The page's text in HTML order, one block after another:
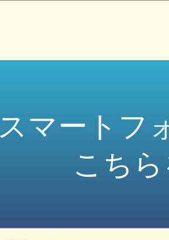
スマートフ
こち